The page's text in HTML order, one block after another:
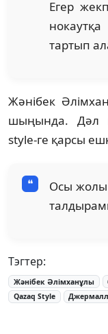
Егер
тартып
Жәнібек
шыңында. Дәл
style-ге қарсы
Осы жолы
Тэгтер:
Жәнібек Әлімханұлы
Qazaq Style